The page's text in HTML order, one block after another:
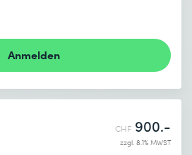
Anmelden
CHF 900.-
zzgl. 8.1% MWST